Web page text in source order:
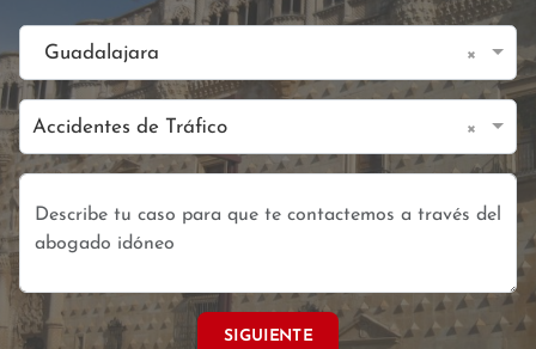
Guadalajara ×
Accidentes de Tráfico ×
SIGUIENTE